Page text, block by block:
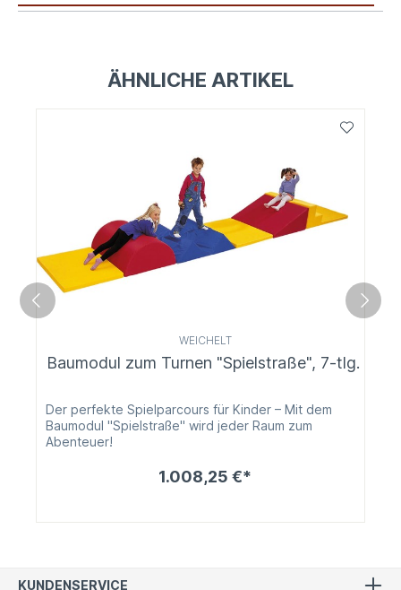
ÄHNLICHE ARTIKEL
WEICHELT
Baumodul zum Turnen "Spielstraße", 7-tlg.
Der perfekte Spielparcours für Kinder – Mit dem
Baumodul "Spielstraße" wird jeder Raum zum
Abenteuer!
1.008,25 €*
KUNDENSERVICE